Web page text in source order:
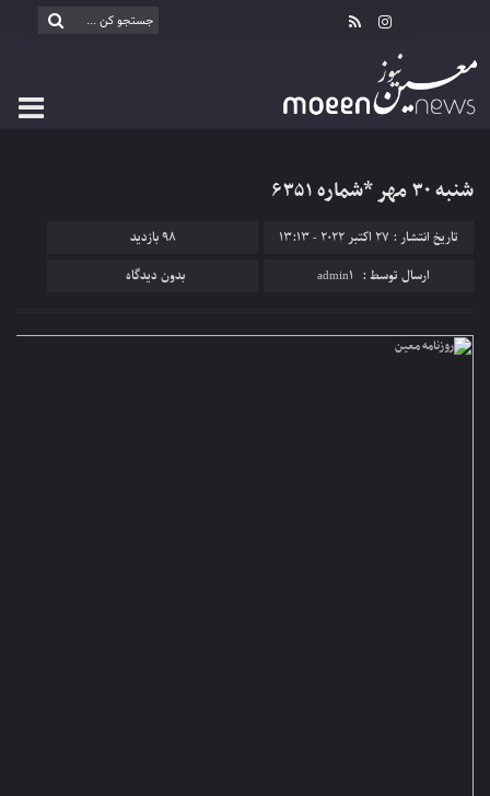
شنبه ۳۰ مهر *شماره ۶۳۵۱
تاریخ انتشار : 27 اکتبر 2022 - 13:13 98 بازدید
ارسال توسط : admin1 بدون دیدگاه